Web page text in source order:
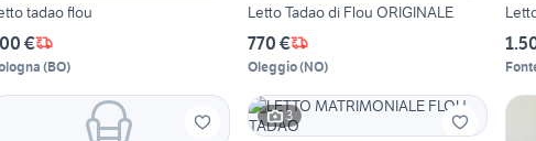
tadao flou
€
(BO)
Letto Tadao di Flou ORIGINALE
770 €
Oleggio(NO)
3